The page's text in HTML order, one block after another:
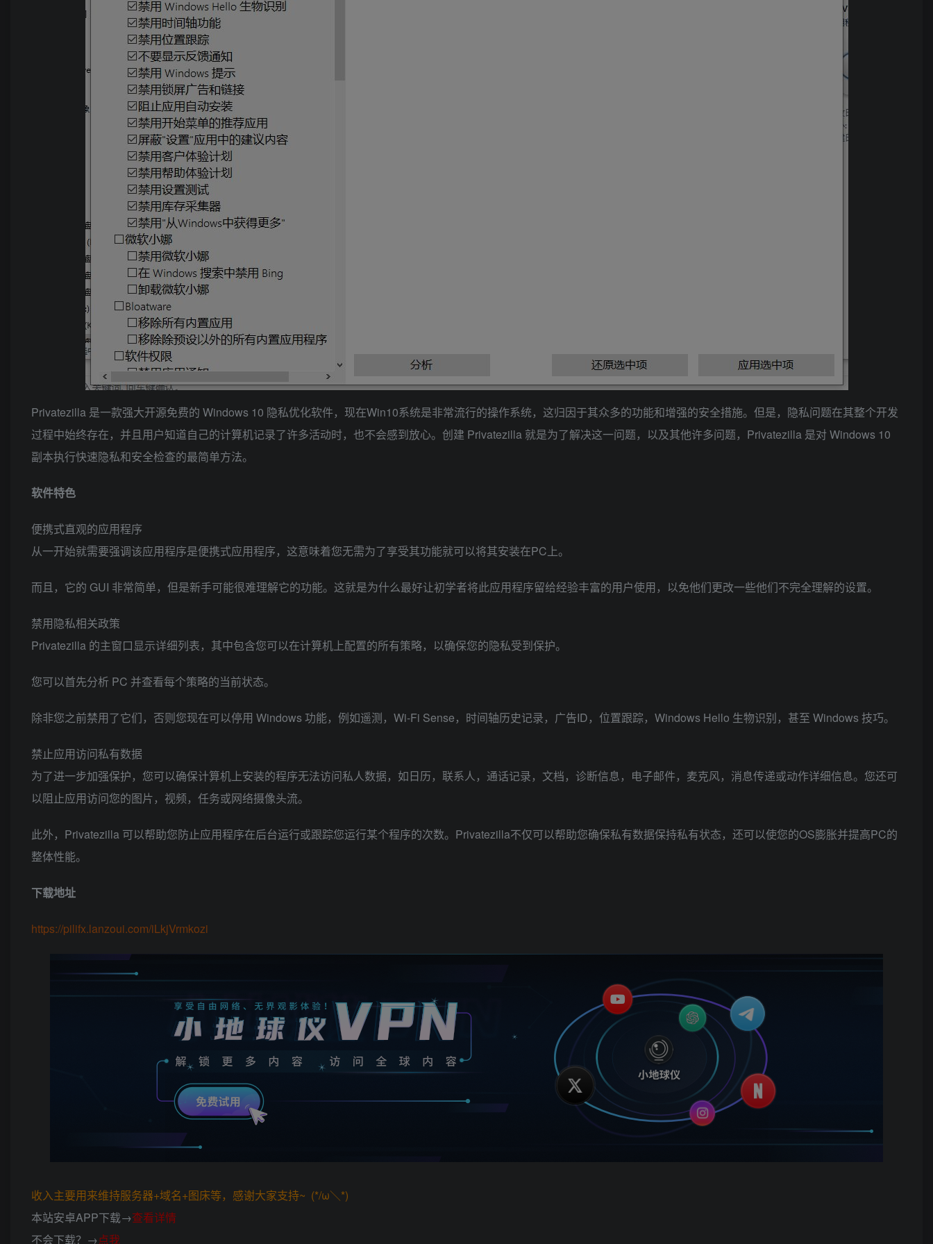
Privatezilla 是一款强大开源免费的 Windows 10 隐私优化软件，现在Win10系统是非常流行的操作系统，这归因于其众多的功能和增强的安全措施。但是，隐私问题在其整个开发
过程中始终存在，并且用户知道自己的计算机记录了许多活动时，也不会感到放心。创建 Privatezilla 就是为了解决这一问题，以及其他许多问题，Privatezilla 是对 Windows 10
副本执行快速隐私和安全检查的最简单方法。
软件特色
便携式直观的应用程序
从一开始就需要强调该应用程序是便携式应用程序，这意味着您无需为了享受其功能就可以将其安装在PC上。
而且，它的 GUI 非常简单，但是新手可能很难理解它的功能。这就是为什么最好让初学者将此应用程序留给经验丰富的用户使用，以免他们更改一些他们不完全理解的设置。
禁用隐私相关政策
Privatezilla 的主窗口显示详细列表，其中包含您可以在计算机上配置的所有策略，以确保您的隐私受到保护。
您可以首先分析 PC 并查看每个策略的当前状态。
除非您之前禁用了它们，否则您现在可以停用 Windows 功能，例如遥测，Wi-Fi Sense，时间轴历史记录，广告ID，位置跟踪，Windows Hello 生物识别，甚至 Windows 技巧。
禁止应用访问私有数据
为了进一步加强保护，您可以确保计算机上安装的程序无法访问私人数据，如日历，联系人，通话记录，文档，诊断信息，电子邮件，麦克风，消息传递或动作详细信息。您还可
以阻止应用访问您的图片，视频，任务或网络摄像头流。
此外，Privatezilla 可以帮助您防止应用程序在后台运行或跟踪您运行某个程序的次数。Privatezilla不仅可以帮助您确保私有数据保持私有状态，还可以使您的OS膨胀并提高PC的
整体性能。
下载地址
https://pilifx.lanzoui.com/iLkjVrmkozi
收入主要用来维持服务器+域名+图床等，感谢大家支持~ (*/ω＼*)
本站安卓APP下载→查看详情
不会下载？→点我